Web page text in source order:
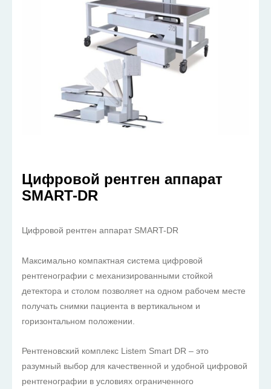
Цифровой рентген аппарат
SMART-DR
Цифровой рентген аппарат SMART-DR
Максимально компактная система цифровой
рентгенографии с механизированными стойкой
детектора и столом позволяет на одном рабочем месте
получать снимки пациента в вертикальном и
горизонтальном положении.
Рентгеновский комплекс Listem Smart DR – это
разумный выбор для качественной и удобной цифровой
рентгенографии в условиях ограниченного